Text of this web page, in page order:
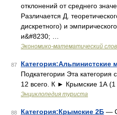
отклонений от среднего
Различается Д.
дискретного) и
и&#8230; …
Экономико-математический
87
Подкатегории Эта категория
12 всего. К ► Крымские 1А‎
Энциклопедия туриста
88 Категория:Крымские 2Б —